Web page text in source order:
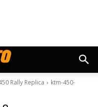
Rally Replica
ktm-450-